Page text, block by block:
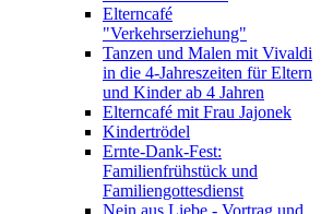
Elterncafé
"Verkehrserziehung"
Tanzen und Malen mit Vivaldi
in die 4-Jahreszeiten für Eltern
und Kinder ab 4 Jahren
Elterncafé mit Frau Jajonek
Kindertrödel
Ernte-Dank-Fest:
Familienfrühstück und
Familiengottesdienst
Nein aus Liebe - Vortrag und